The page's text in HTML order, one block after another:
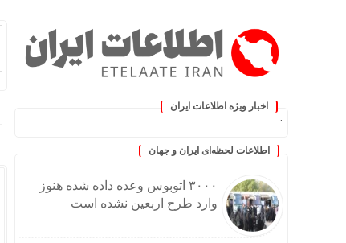
اخبار ویژه اطلاعات ایران
اطلاعات لحظه‌ای ایران و جهان
۳۰۰۰ اتوبوس وعده داده شده هنوز
وارد طرح اربعین نشده است